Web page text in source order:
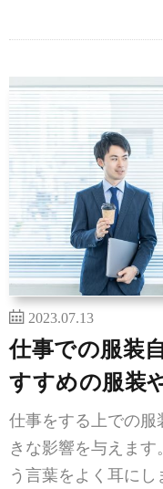
2023.07.13
仕事での服装
すすめの服装
仕事をする上での服
きな影響を与えま
う言葉をよく耳に